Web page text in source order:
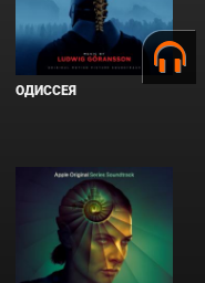
ОДИССЕЯ